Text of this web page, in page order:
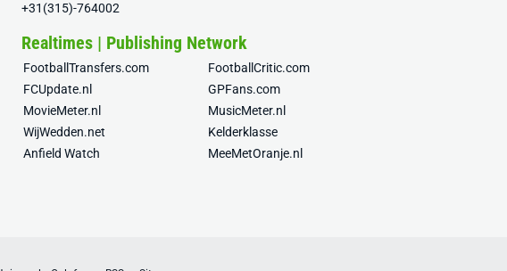
+31(315)-764002
Realtimes | Publishing Network
FootballTransfers.com
FootballCritic.com
FCUpdate.nl
GPFans.com
MovieMeter.nl
MusicMeter.nl
WijWedden.net
Kelderklasse
Anfield Watch
MeeMetOranje.nl